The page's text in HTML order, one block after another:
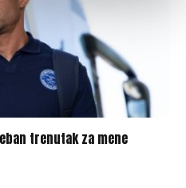
trenutak za mene